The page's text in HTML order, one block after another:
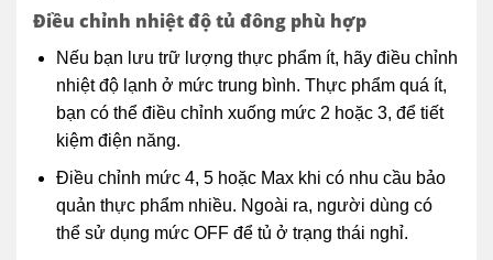
Điều chỉnh nhiệt độ tủ đông phù hợp
Nếu bạn lưu trữ lượng thực phẩm ít, hãy điều chỉnh
nhiệt độ lạnh ở mức trung bình. Thực phẩm quá ít,
bạn có thể điều chỉnh xuống mức 2 hoặc 3, để tiết
kiệm điện năng.
Điều chỉnh mức 4, 5 hoặc Max khi có nhu cầu bảo
quản thực phẩm nhiều. Ngoài ra, người dùng có
thể sử dụng mức OFF để tủ ở trạng thái nghỉ.